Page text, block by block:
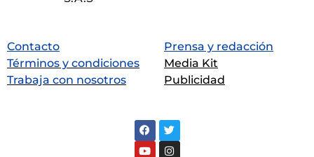
Contacto
Términos y condiciones
Trabaja con nosotros
Prensa y redacción
Media Kit
Publicidad